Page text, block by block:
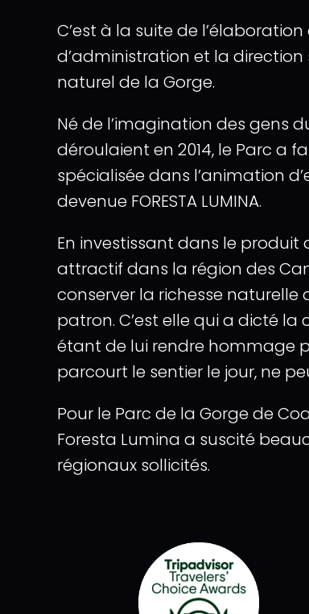
C’est à la suite de
d’administration et la
naturel de la Gorge.
Né de l’imagination des gens
déroulaient en 2014, le Parc a
spécialisée dans l’animation
devenue FORESTA LUMINA.
En investissant dans le
attractif dans la région des
conserver la richesse naturelle
patron. C’est elle qui a dicté
étant de lui rendre hommage
parcourt le sentier le jour, ne
Pour le Parc de la Gorge de
Foresta Lumina a suscité
régionaux sollicités.